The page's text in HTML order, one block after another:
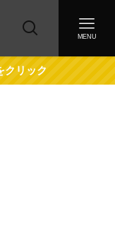
MENU
クリック